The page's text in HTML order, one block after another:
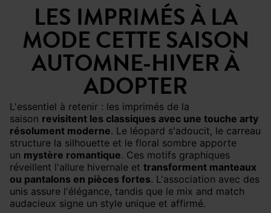
LES IMPRIMÉS À LA
MODE CETTE SAISON
AUTOMNE-HIVER À
ADOPTER
L'essentiel à retenir : les imprimés de la
saison revisitent les classiques avec une touche arty
résolument moderne. Le léopard s'adoucit, le carreau
structure la silhouette et le floral sombre apporte
un mystère romantique. Ces motifs graphiques
réveillent l'allure hivernale et transforment manteaux
ou pantalons en pièces fortes. L'association avec des
unis assure l'élégance, tandis que le mix and match
audacieux signe un style unique et affirmé.